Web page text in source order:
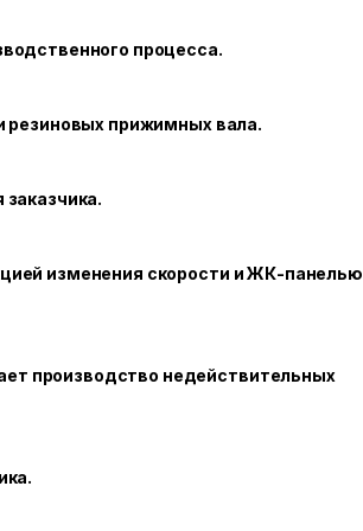
процесса.
резиновых прижимных вала.
изменения скорости и ЖК-панелью
производство недействительных